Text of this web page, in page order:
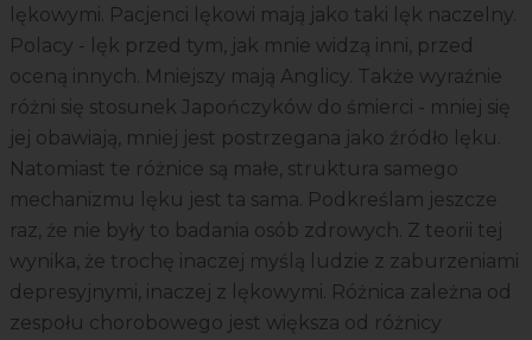
lękowymi. Pacjenci lękowi mają jako taki lęk naczelny.
Polacy - lęk przed tym, jak mnie widzą inni, przed
oceną innych. Mniejszy mają Anglicy. Także wyraźnie
różni się stosunek Japończyków do śmierci - mniej się
jej obawiają, mniej jest postrzegana jako źródło lęku.
Natomiast te różnice są małe, struktura samego
mechanizmu lęku jest ta sama. Podkreślam jeszcze
raz, że nie były to badania osób zdrowych. Z teorii tej
wynika, że trochę inaczej myślą ludzie z zaburzeniami
depresyjnymi, inaczej z lękowymi. Różnica zależna od
zespołu chorobowego jest większa od różnicy